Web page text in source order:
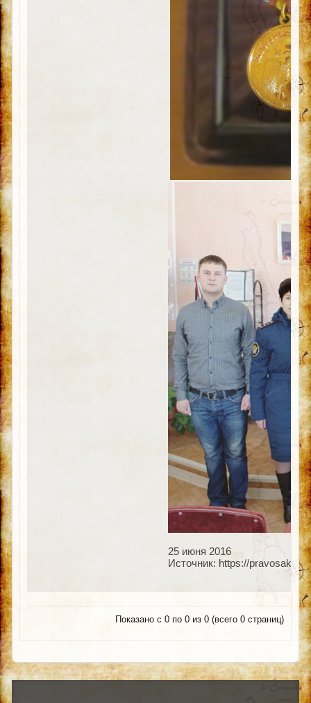
25 июня 2016
Источник: https://
Показано с 0 по 0 из 0 (всего 0 страниц)